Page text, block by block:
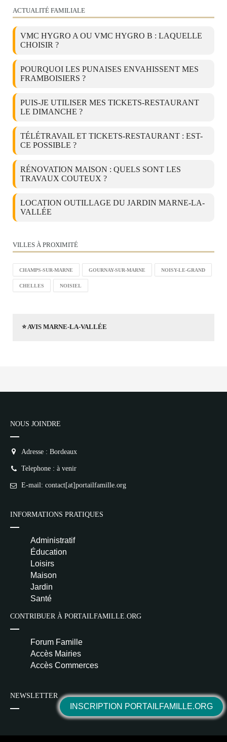
ACTUALITÉ FAMILIALE
VMC HYGRO A OU VMC HYGRO B : LAQUELLE
CHOISIR ?
POURQUOI LES PUNAISES ENVAHISSENT MES
FRAMBOISIERS ?
PUIS-JE UTILISER MES TICKETS-RESTAURANT
LE DIMANCHE ?
TÉLÉTRAVAIL ET TICKETS-RESTAURANT : EST-
CE POSSIBLE ?
RÉNOVATION MAISON : QUELS SONT LES
TRAVAUX COUTEUX ?
LOCATION OUTILLAGE DU JARDIN MARNE-LA-
VALLÉE
VILLES À PROXIMITÉ
CHAMPS-SUR-MARNE GOURNAY-SUR-MARNE NOISY-LE-GRAND
CHELLES NOISIEL
⭐ AVIS MARNE-LA-VALLÉE
INSCRIPTION PORTAILFAMILLE.ORG
NOUS JOINDRE
Adresse : Bordeaux
Telephone : à venir
E-mail: contact[at]portailfamille.org
INFORMATIONS PRATIQUES
Administratif
Éducation
Loisirs
Maison
Jardin
Santé
CONTRIBUER À PORTAILFAMILLE.ORG
Forum Famille
Accès Mairies
Accès Commerces
NEWSLETTER